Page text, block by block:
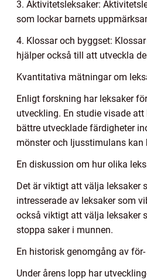
3. Aktivitetsleksaker:
som lockar barnets
4. Klossar och byggset:
hjälper också till att utveckla
Kvantitativa mätningar om
Enligt forskning har leksaker
utveckling. En studie visade
bättre utvecklade färdigheter
mönster och ljusstimulans
En diskussion om hur olika
Det är viktigt att välja leksaker
intresserade av leksaker som
också viktigt att välja leksaker
stoppa saker i munnen.
En historisk genomgång av
Under årens lopp har